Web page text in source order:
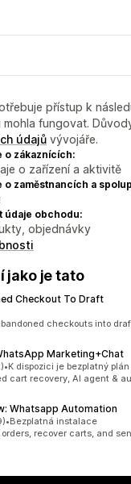
přístup k
mohla fungovat.
údajů vývojáře.
o zákaznících:
o zařízení a aktivitě
o zaměstnancích a
údaje obchodu:
objednávky
jako je tato
Checkout To Draft
checkouts into
Marketing+Chat
recenzí: 772
•K dispozici je bezplatný plán
cart recovery, AI agent &
Whatsapp Automation
recenzí: 329
•Bezplatná instalace
recover carts, and